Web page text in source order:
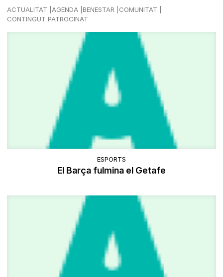
ACTUALITAT AGENDA BENESTAR
COMUNITAT
CONTINGUT PATROCINAT
ESPORTS
El Barça fulmina el Getafe